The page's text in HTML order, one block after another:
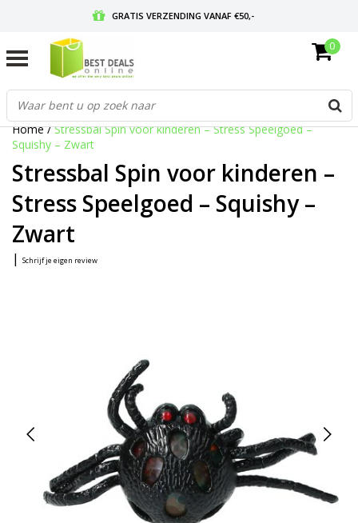
GRATIS VERZENDING VANAF €50,-
GRATIS RETOURNEREN EN 30 DAGEN BEDENKTIJD
0
Home/Stressbal Spin voor kinderen – Stress Speelgoed –
Squishy – Zwart
Stressbal Spin voor kinderen –
Stress Speelgoed – Squishy –
Zwart
| Schrijf je eigen review